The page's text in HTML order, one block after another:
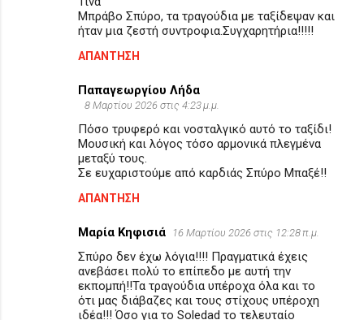
Μπράβο Σπύρο, τα τραγούδια με ταξίδεψαν και
ήταν μια ζεστή συντροφια.Συγχαρητήρια!!!!!
ΑΠΆΝΤΗΣΗ
Παπαγεωργίου Λήδα
8 Μαρτίου 2026 στις 4:23 μ.μ.
Πόσο τρυφερό και νοσταλγικό αυτό το ταξίδι!
Μουσική και λόγος τόσο αρμονικά πλεγμένα
μεταξύ τους.
Σε ευχαριστούμε από καρδιάς Σπύρο Μπαξέ!!
ΑΠΆΝΤΗΣΗ
Μαρία Κηφισιά 16 Μαρτίου 2026 στις 12:28 π.μ.
Σπύρο δεν έχω λόγια!!!! Πραγματικά έχεις
ανεβάσει πολύ το επίπεδο με αυτή την
εκπομπή!!Τα τραγούδια υπέροχα όλα και το
ότι μας διάβαζες και τους στίχους υπέροχη
ιδέα!!! Όσο για το Soledad το τελευταίο